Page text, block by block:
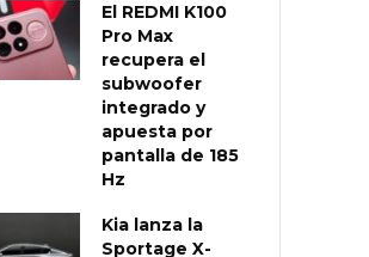
El REDMI K100
Pro Max
recupera el
subwoofer
integrado y
apuesta por
pantalla de 185
Hz
Kia lanza la
Sportage X-